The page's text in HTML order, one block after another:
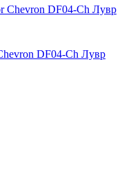
DF04-Ch Лувр